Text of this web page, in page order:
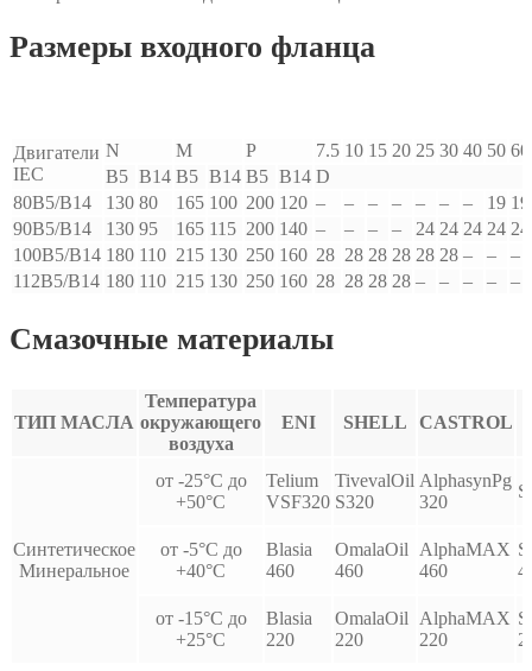
Размеры входного фланца
Двигатели
IEC
N M P 7.5 10 15 20 25 30 40 50 60
B5 B14 B5 B14 B5 B14 D
80B5/B14
130 80 165 100 200 120 – – – – – – – 19 19
90B5/B14
130 95 165 115 200 140 – – – – 24 24 24 24 24
100B5/B14 180 110 215 130 250 160 28 28 28 28 28 28 – –
–
112B5/B14 180 110 215 130 250 160 28 28 28 28 – – – – –
Смазочные материалы
ТИП МАСЛА
Температура
окружающего
воздуха
ENI SHELL CASTROL
Синтетическое
Минеральное
от -25°С до
+50°С
Telium
VSF320
TivevalOil
S320
AlphasynPg
320
от -5°С до
+40°С
Blasia
460
OmalaOil
460
AlphaMAX
460
от -15°С до
+25°С
Blasia
220
OmalaOil
220
AlphaMAX
220